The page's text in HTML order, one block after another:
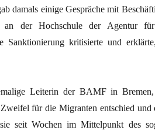
damals einige Gespräche mit
der Hochschule der Agentur
kritisierte und
Leiterin der BAMF in Bremen,
für die Migranten entschied und
seit Wochen im Mittelpunkt des